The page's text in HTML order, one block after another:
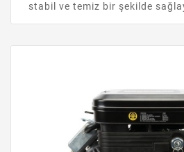
stabil ve temiz bir şekilde
taşınabilir olmalarıyla öne
telefonu gibi cihazlar için
sunarlar.